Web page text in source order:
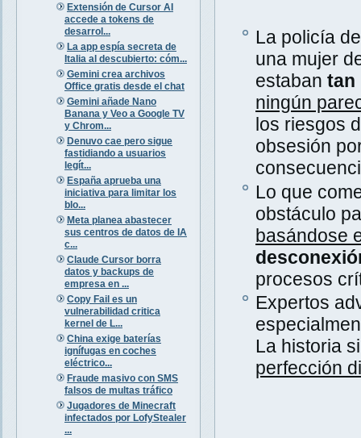
Extensión de Cursor AI
accede a tokens de
desarrol...
La app espía secreta de
Italia al descubierto: cóm...
Gemini crea archivos
Office gratis desde el chat
Gemini añade Nano
Banana y Veo a Google TV
y Chrom...
Denuvo cae pero sigue
fastidiando a usuarios
legít...
España aprueba una
iniciativa para limitar los
blo...
Meta planea abastecer
sus centros de datos de IA
c...
Claude Cursor borra
datos y backups de
empresa en ...
Copy Fail es un
vulnerabilidad critica
kernel de L...
China exige baterías
ignífugas en coches
eléctrico...
Fraude masivo con SMS
falsos de multas tráfico
Jugadores de Minecraft
infectados por LofyStealer
...
La policía
una mujer
estaban tan
ningún
los riesgos
obsesión
Lo que
obstáculo
basándose
procesos
Expertos
La historia
perfección